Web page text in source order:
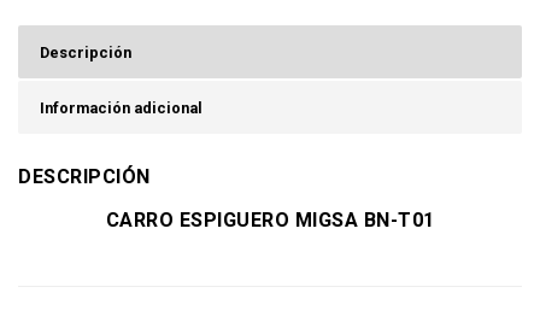
Descripción
Información adicional
DESCRIPCIÓN
CARRO ESPIGUERO MIGSA BN-T01